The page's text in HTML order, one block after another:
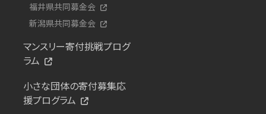
福井県共同募金会
新潟県共同募金会
マンスリー寄付挑戦プログ
ラム
小さな団体の寄付募集応
援プログラム